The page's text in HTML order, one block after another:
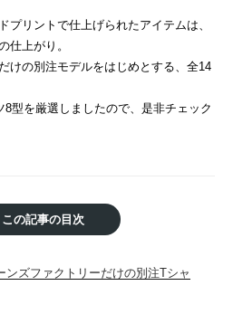
プリントで仕上げられたアイテムは、
仕上がり。
けの別注モデルをはじめとする、全14
型を厳選しましたので、是非チェック
この記事の目次
ンズファクトリーだけの別注Tシャ